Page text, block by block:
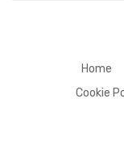
Home
Cookie